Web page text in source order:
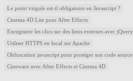
Le point virgule est-il obligatoire en Javascript ?
Cinema 4D Lite pour After Effects
Enregistrer les clics sur des liens externes avec jQuery
Utiliser HTTPS en local sur Apache
Obfuscation javascript pour protéger son code source
Cineware avec After Effects et Cinema 4D